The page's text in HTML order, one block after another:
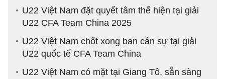
U22 Việt Nam đặt quyết tâm thể hiện tại giải
U22 CFA Team China 2025
U22 Việt Nam chốt xong ban cán sự tại giải
U22 quốc tế CFA Team China
U22 Việt Nam có mặt tại Giang Tô, sẵn sàng